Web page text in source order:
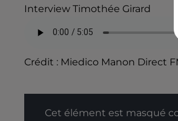
Interview Timothée Girard
Crédit : Miedico Manon Direct
Cet élément est masqué